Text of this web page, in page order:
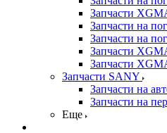
Запчасти
Запчасти на
Запчасти на
Запчасти
Запчасти
Запчасти SANY
Запчасти на
Запчасти на
Еще